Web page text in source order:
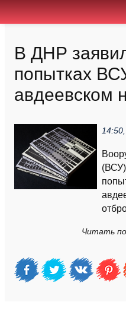
В ДНР
попытках
авдеевском
Читать